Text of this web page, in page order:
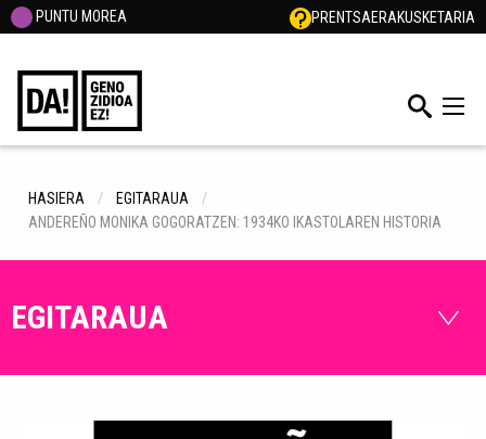
PUNTU MOREA PRENTSAERAKUSKETARIA
HASIERA
EGITARAUA
ANDEREÑO MONIKA GOGORATZEN: 1934KO IKASTOLAREN HISTORIA
EGITARAUA